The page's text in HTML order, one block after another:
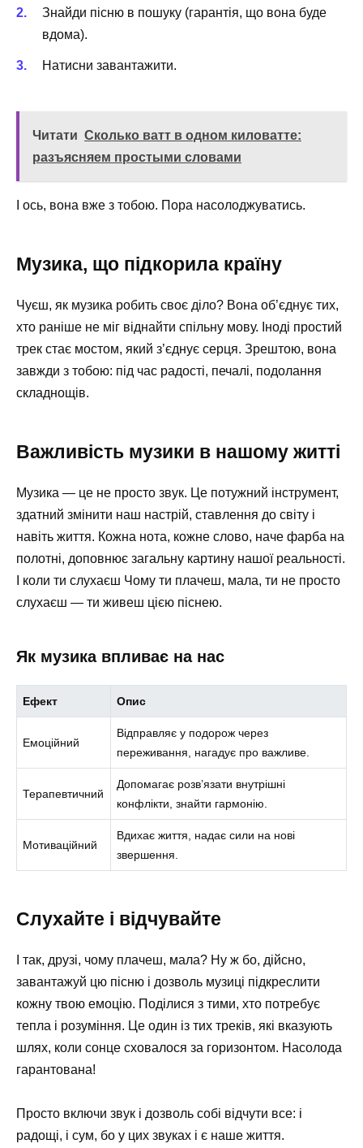
Знайди пісню в пошуку (гарантія, що вона буде
вдома).
Натисни завантажити.
Читати Сколько ватт в одном киловатте:
разъясняем простыми словами
І ось, вона вже з тобою. Пора насолоджуватись.
Музика, що підкорила країну
Чуєш, як музика робить своє діло? Вона об’єднує тих,
хто раніше не міг віднайти спільну мову. Іноді простий
трек стає мостом, який з’єднує серця. Зрештою, вона
завжди з тобою: під час радості, печалі, подолання
складнощів.
Важливість музики в нашому житті
Музика — це не просто звук. Це потужний інструмент,
здатний змінити наш настрій, ставлення до світу і
навіть життя. Кожна нота, кожне слово, наче фарба на
полотні, доповнює загальну картину нашої реальності.
І коли ти слухаєш Чому ти плачеш, мала, ти не просто
слухаєш — ти живеш цією піснею.
Як музика впливає на нас
Ефект Опис
Емоційний
Відправляє у подорож через
переживання, нагадує про важливе.
Терапевтичний
Допомагає розв’язати внутрішні
конфлікти, знайти гармонію.
Мотиваційний
Вдихає життя, надає сили на нові
звершення.
Слухайте і відчувайте
І так, друзі, чому плачеш, мала? Ну ж бо, дійсно,
завантажуй цю пісню і дозволь музиці підкреслити
кожну твою емоцію. Поділися з тими, хто потребує
тепла і розуміння. Це один із тих треків, які вказують
шлях, коли сонце сховалося за горизонтом. Насолода
гарантована!
Просто включи звук і дозволь собі відчути все: і
радощі, і сум, бо у цих звуках і є наше життя.